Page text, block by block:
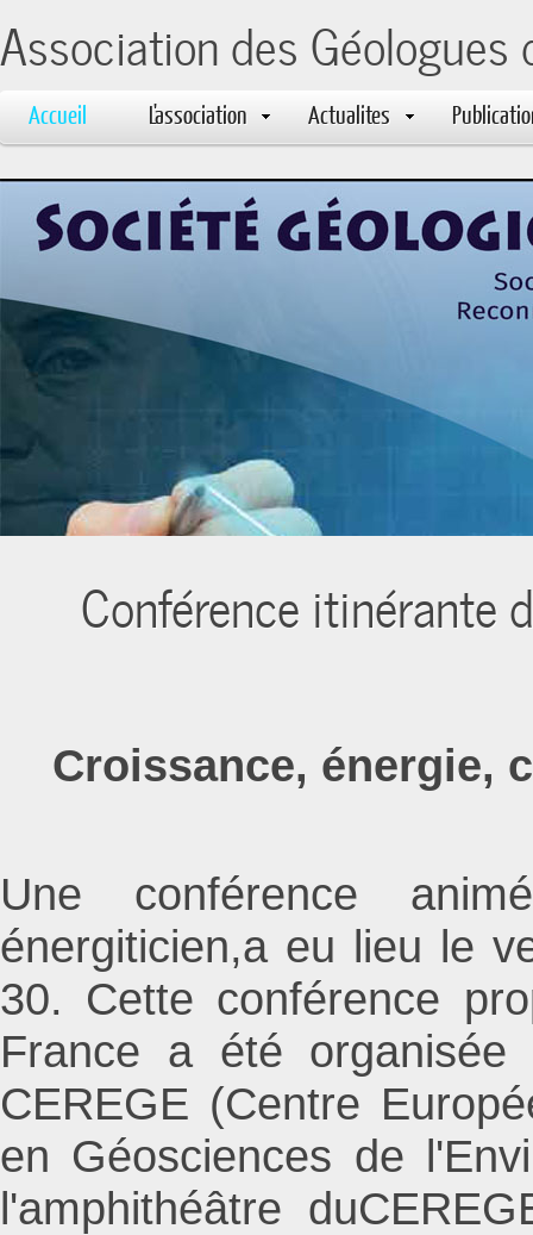
Association des Géologues
Accueil L'association Actualites
Conférence itinérante
Croissance, énergie,
Une conférence
énergiticien,a eu lieu le
30. Cette conférence
France a été
CEREGE (Centre
en Géosciences de
l'amphithéâtre